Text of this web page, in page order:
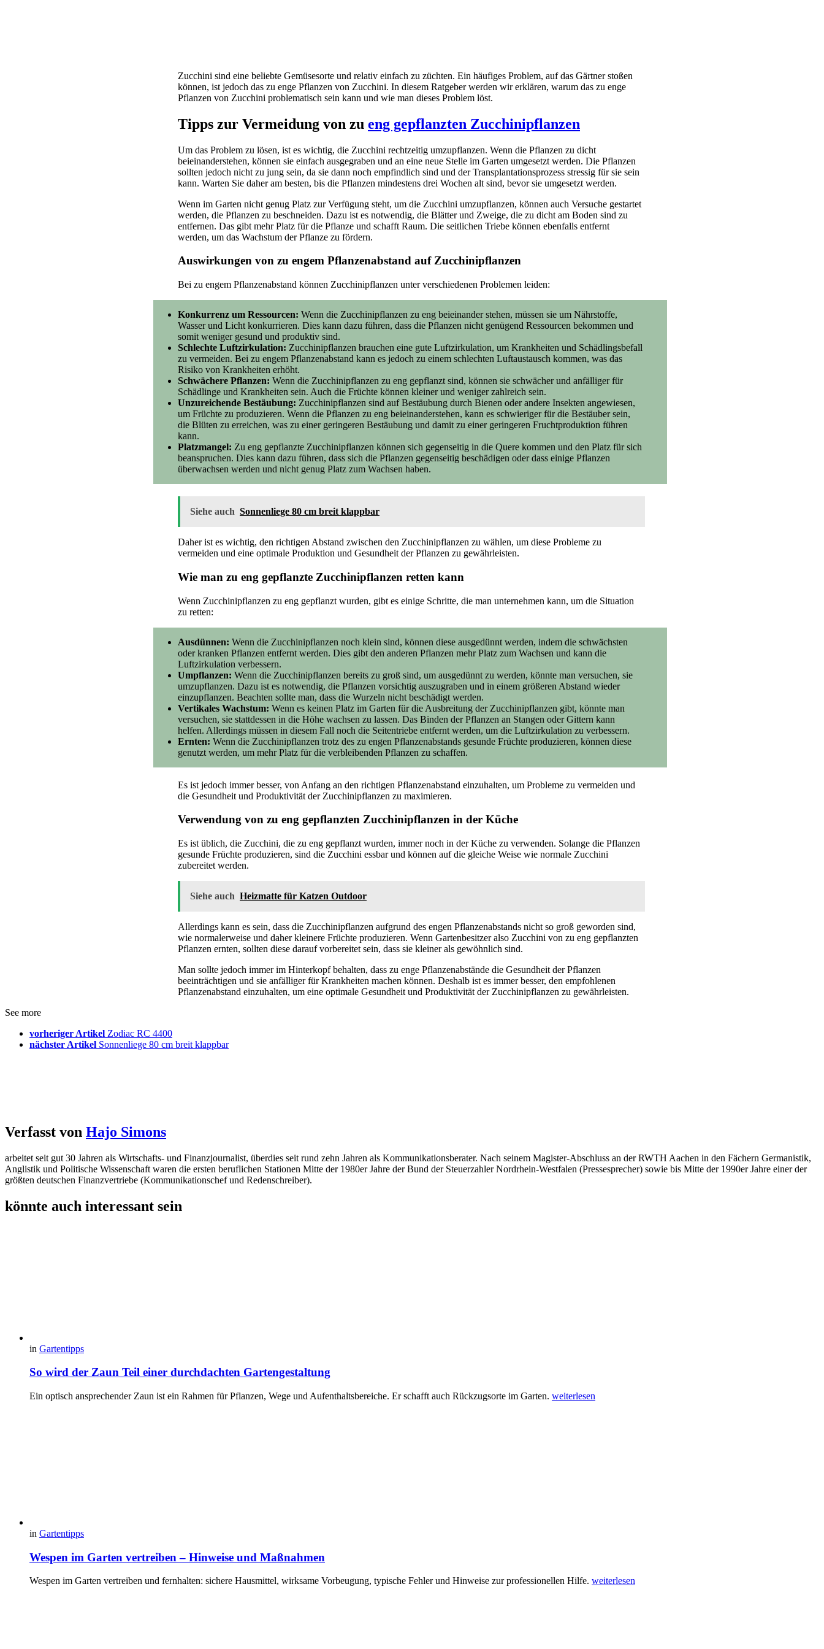
Zucchini sind eine beliebte Gemüsesorte und relativ einfach zu züchten. Ein häufiges Problem, auf das Gärtner stoßen
können, ist jedoch das zu enge Pflanzen von Zucchini. In diesem Ratgeber werden wir erklären, warum das zu enge
Pflanzen von Zucchini problematisch sein kann und wie man dieses Problem löst.
Tipps zur Vermeidung von zu eng gepflanzten Zucchinipflanzen
Um das Problem zu lösen, ist es wichtig, die Zucchini rechtzeitig umzupflanzen. Wenn die Pflanzen zu dicht
beieinanderstehen, können sie einfach ausgegraben und an eine neue Stelle im Garten umgesetzt werden. Die Pflanzen
sollten jedoch nicht zu jung sein, da sie dann noch empfindlich sind und der Transplantationsprozess stressig für sie sein
kann. Warten Sie daher am besten, bis die Pflanzen mindestens drei Wochen alt sind, bevor sie umgesetzt werden.
Wenn im Garten nicht genug Platz zur Verfügung steht, um die Zucchini umzupflanzen, können auch Versuche gestartet
werden, die Pflanzen zu beschneiden. Dazu ist es notwendig, die Blätter und Zweige, die zu dicht am Boden sind zu
entfernen. Das gibt mehr Platz für die Pflanze und schafft Raum. Die seitlichen Triebe können ebenfalls entfernt
werden, um das Wachstum der Pflanze zu fördern.
Auswirkungen von zu engem Pflanzenabstand auf Zucchinipflanzen
Bei zu engem Pflanzenabstand können Zucchinipflanzen unter verschiedenen Problemen leiden:
Konkurrenz um Ressourcen: Wenn die Zucchinipflanzen zu eng beieinander stehen, müssen sie um Nährstoffe,
Wasser und Licht konkurrieren. Dies kann dazu führen, dass die Pflanzen nicht genügend Ressourcen bekommen und
somit weniger gesund und produktiv sind.
Schlechte Luftzirkulation: Zucchinipflanzen brauchen eine gute Luftzirkulation, um Krankheiten und Schädlingsbefall
zu vermeiden. Bei zu engem Pflanzenabstand kann es jedoch zu einem schlechten Luftaustausch kommen, was das
Risiko von Krankheiten erhöht.
Schwächere Pflanzen: Wenn die Zucchinipflanzen zu eng gepflanzt sind, können sie schwächer und anfälliger für
Schädlinge und Krankheiten sein. Auch die Früchte können kleiner und weniger zahlreich sein.
Unzureichende Bestäubung: Zucchinipflanzen sind auf Bestäubung durch Bienen oder andere Insekten angewiesen,
um Früchte zu produzieren. Wenn die Pflanzen zu eng beieinanderstehen, kann es schwieriger für die Bestäuber sein,
die Blüten zu erreichen, was zu einer geringeren Bestäubung und damit zu einer geringeren Fruchtproduktion führen
kann.
Platzmangel: Zu eng gepflanzte Zucchinipflanzen können sich gegenseitig in die Quere kommen und den Platz für sich
beanspruchen. Dies kann dazu führen, dass sich die Pflanzen gegenseitig beschädigen oder dass einige Pflanzen
überwachsen werden und nicht genug Platz zum Wachsen haben.
Siehe auch Sonnenliege 80 cm breit klappbar
Daher ist es wichtig, den richtigen Abstand zwischen den Zucchinipflanzen zu wählen, um diese Probleme zu
vermeiden und eine optimale Produktion und Gesundheit der Pflanzen zu gewährleisten.
Wie man zu eng gepflanzte Zucchinipflanzen retten kann
Wenn Zucchinipflanzen zu eng gepflanzt wurden, gibt es einige Schritte, die man unternehmen kann, um die Situation
zu retten:
Ausdünnen: Wenn die Zucchinipflanzen noch klein sind, können diese ausgedünnt werden, indem die schwächsten
oder kranken Pflanzen entfernt werden. Dies gibt den anderen Pflanzen mehr Platz zum Wachsen und kann die
Luftzirkulation verbessern.
Umpflanzen: Wenn die Zucchinipflanzen bereits zu groß sind, um ausgedünnt zu werden, könnte man versuchen, sie
umzupflanzen. Dazu ist es notwendig, die Pflanzen vorsichtig auszugraben und in einem größeren Abstand wieder
einzupflanzen. Beachten sollte man, dass die Wurzeln nicht beschädigt werden.
Vertikales Wachstum: Wenn es keinen Platz im Garten für die Ausbreitung der Zucchinipflanzen gibt, könnte man
versuchen, sie stattdessen in die Höhe wachsen zu lassen. Das Binden der Pflanzen an Stangen oder Gittern kann
helfen. Allerdings müssen in diesem Fall noch die Seitentriebe entfernt werden, um die Luftzirkulation zu verbessern.
Ernten: Wenn die Zucchinipflanzen trotz des zu engen Pflanzenabstands gesunde Früchte produzieren, können diese
genutzt werden, um mehr Platz für die verbleibenden Pflanzen zu schaffen.
Es ist jedoch immer besser, von Anfang an den richtigen Pflanzenabstand einzuhalten, um Probleme zu vermeiden und
die Gesundheit und Produktivität der Zucchinipflanzen zu maximieren.
Verwendung von zu eng gepflanzten Zucchinipflanzen in der Küche
Es ist üblich, die Zucchini, die zu eng gepflanzt wurden, immer noch in der Küche zu verwenden. Solange die Pflanzen
gesunde Früchte produzieren, sind die Zucchini essbar und können auf die gleiche Weise wie normale Zucchini
zubereitet werden.
Siehe auch Heizmatte für Katzen Outdoor
Allerdings kann es sein, dass die Zucchinipflanzen aufgrund des engen Pflanzenabstands nicht so groß geworden sind,
wie normalerweise und daher kleinere Früchte produzieren. Wenn Gartenbesitzer also Zucchini von zu eng gepflanzten
Pflanzen ernten, sollten diese darauf vorbereitet sein, dass sie kleiner als gewöhnlich sind.
Man sollte jedoch immer im Hinterkopf behalten, dass zu enge Pflanzenabstände die Gesundheit der Pflanzen
beeinträchtigen und sie anfälliger für Krankheiten machen können. Deshalb ist es immer besser, den empfohlenen
Pflanzenabstand einzuhalten, um eine optimale Gesundheit und Produktivität der Zucchinipflanzen zu gewährleisten.
See more
vorheriger Artikel Zodiac RC 4400
nächster Artikel Sonnenliege 80 cm breit klappbar
Verfasst von Hajo Simons
arbeitet seit gut 30 Jahren als Wirtschafts- und Finanzjournalist, überdies seit rund zehn Jahren als Kommunikationsberater. Nach seinem Magister-Abschluss an der RWTH Aachen in den Fächern Germanistik,
Anglistik und Politische Wissenschaft waren die ersten beruflichen Stationen Mitte der 1980er Jahre der Bund der Steuerzahler Nordrhein-Westfalen (Pressesprecher) sowie bis Mitte der 1990er Jahre einer der
größten deutschen Finanzvertriebe (Kommunikationschef und Redenschreiber).
könnte auch interessant sein
in Gartentipps
So wird der Zaun Teil einer durchdachten Gartengestaltung
Ein optisch ansprechender Zaun ist ein Rahmen für Pflanzen, Wege und Aufenthaltsbereiche. Er schafft auch Rückzugsorte im Garten. weiterlesen
in Gartentipps
Wespen im Garten vertreiben – Hinweise und Maßnahmen
Wespen im Garten vertreiben und fernhalten: sichere Hausmittel, wirksame Vorbeugung, typische Fehler und Hinweise zur professionellen Hilfe. weiterlesen